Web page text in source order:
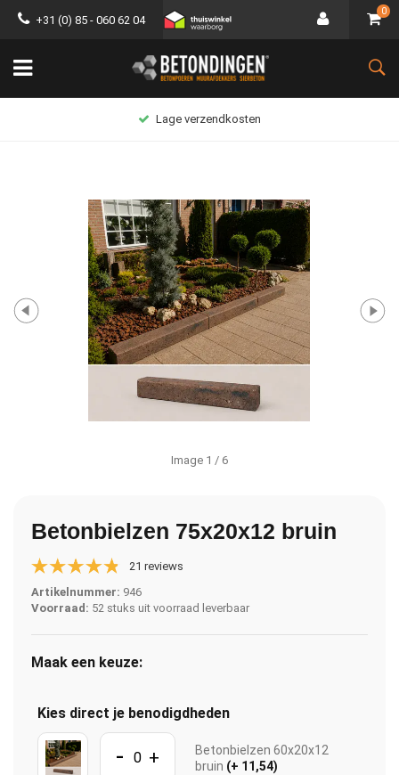
+31 (0) 85 - 060 62 04
0
Lage verzendkosten
Image 1 / 6
Betonbielzen 75x20x12 bruin
21 reviews
Artikelnummer: 946
Voorraad: 52 stuks uit voorraad leverbaar
Maak een keuze:
Kies direct je benodigdheden
- +
Betonbielzen 60x20x12
bruin (+ 11,54)